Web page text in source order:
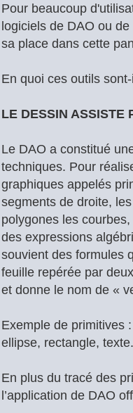
Pour beaucoup
logiciels de DAO ou
sa place dans cette
En quoi ces outils
LE DESSIN ASSISTE
Le DAO a constitué
techniques. Pour
graphiques appelés
segments de droite,
polygones les
des expressions
souvient des formules
feuille repérée par
et donne le nom de «
Exemple de primitives
ellipse, rectangle, texte.
En plus du tracé des
l’application de DAO